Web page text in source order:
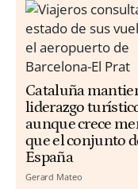
Cataluña
liderazgo
aunque crece
que el conjunto
España
Gerard Mateo